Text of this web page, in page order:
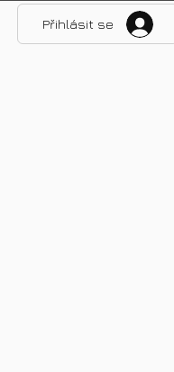
Přihlásit se